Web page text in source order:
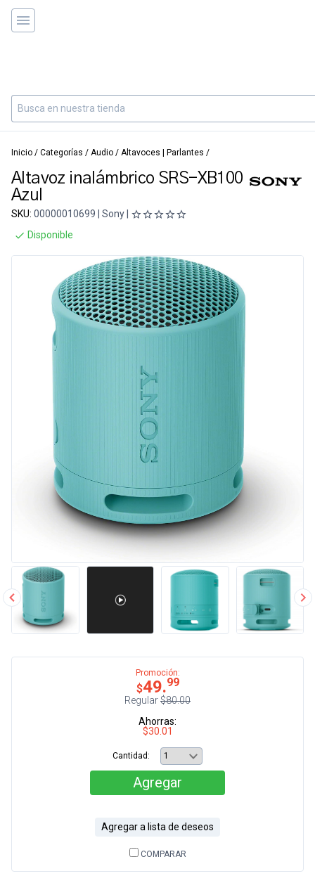
Inicio / Categorías / Audio / Altavoces | Parlantes /
Altavoz inalámbrico SRS-XB100
Azul
SKU: 00000010699 | Sony |
Disponible
Promoción:
$49.99
Regular$80.00
Ahorras:
$30.01
Cantidad:
Agregar
Agregar a lista de deseos
COMPARAR